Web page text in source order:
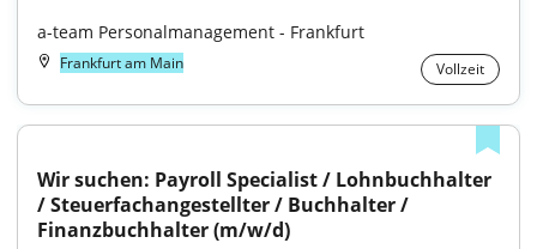
a-team Personalmanagement - Frankfurt
Frankfurt am Main Vollzeit
Wir suchen: Payroll Specialist / Lohnbuchhalter
/ Steuerfachangestellter / Buchhalter /
Finanzbuchhalter (m/w/d)